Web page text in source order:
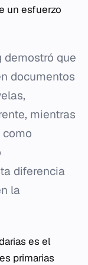
un esfuerzo
demostró que
documentos
mientras
diferencia
la
es el
primarias